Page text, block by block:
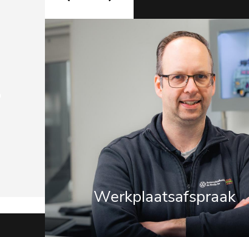
Werkplaatsafspraak